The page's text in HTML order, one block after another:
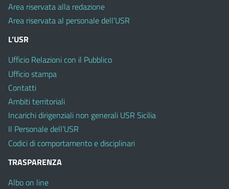
Area riservata alla redazione
Area riservata al personale dell’USR
L’USR
Ufficio Relazioni con il Pubblico
Ufficio stampa
Contatti
Ambiti territoriali
Incarichi dirigenziali non generali USR Sicilia
Il Personale dell’USR
Codici di comportamento e disciplinari
TRASPARENZA
Albo on line